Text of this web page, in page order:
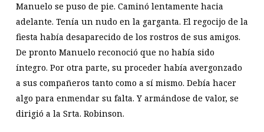
Manuelo se puso de pie. Caminó lentamente hacia
adelante. Tenía un nudo en la garganta. El regocijo de la
fiesta había desaparecido de los rostros de sus amigos.
De pronto Manuelo reconoció que no había sido
íntegro. Por otra parte, su proceder había avergonzado
a sus compañeros tanto como a sí mismo. Debía hacer
algo para enmendar su falta. Y armándose de valor, se
dirigió a la Srta. Robinson.